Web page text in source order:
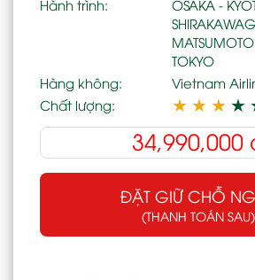
Hành trình:
OSAKA -
TOKYO
Hàng không:
Vietnam
Chất lượng:
★ ★ ★ ★
34,990,000
ĐẶT GIỮ CHỖ
(THANH TOÁN SAU)